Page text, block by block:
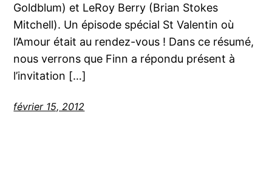
Goldblum) et LeRoy Berry (Brian Stokes
Mitchell). Un épisode spécial St Valentin où
l’Amour était au rendez-vous ! Dans ce résumé,
nous verrons que Finn a répondu présent à
l’invitation […]
février 15, 2012